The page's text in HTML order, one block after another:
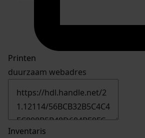
Printen
duurzaam webadres
Inventaris